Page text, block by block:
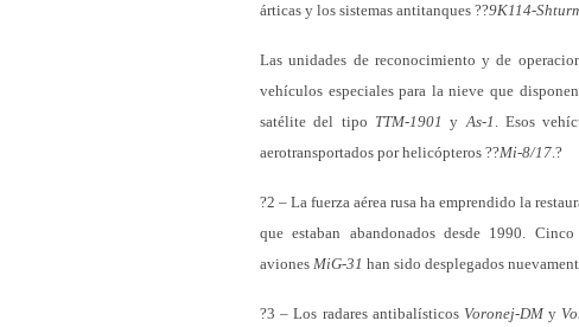
árticas y los sistemas antitanques ??9K114-
Las unidades de reconocimiento y de
vehículos especiales para la nieve que
satélite del tipo TTM-1901 yAs-1 . Esos
aerotransportados por helicópteros ??Mi-8/17.?
?2 – La fuerza aérea rusa ha emprendido la
que estaban abandonados desde 1990.
aviones MiG-31 han sido desplegados
?3 – Los radares antibalísticos Voronej-DMy